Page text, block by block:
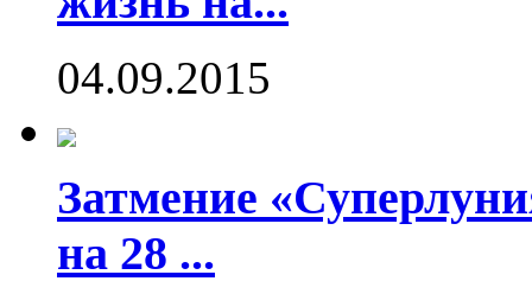
04.09.2015
Затмение
на 28 ...